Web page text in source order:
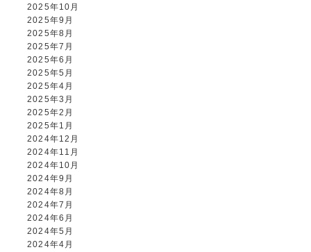
2025年10月
2025年9月
2025年8月
2025年7月
2025年6月
2025年5月
2025年4月
2025年3月
2025年2月
2025年1月
2024年12月
2024年11月
2024年10月
2024年9月
2024年8月
2024年7月
2024年6月
2024年5月
2024年4月